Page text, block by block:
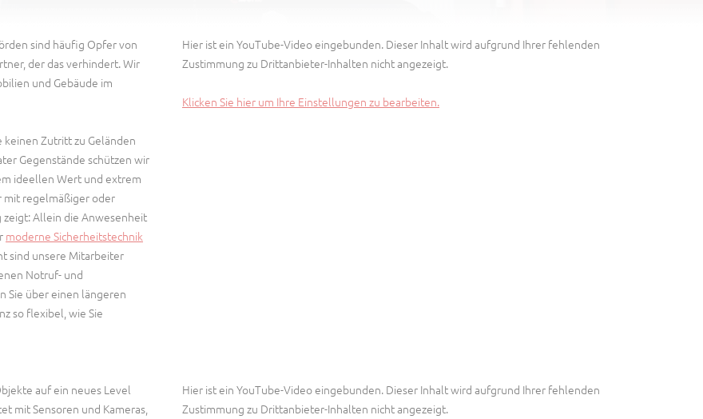
sind häufig Opfer von
der das verhindert. Wir
und Gebäude im
keinen Zutritt zu Geländen
Gegenstände schützen wir
ideellen Wert und extrem
mit regelmäßiger oder
Allein die Anwesenheit
moderne Sicherheitstechnik
sind unsere Mitarbeiter
Notruf- und
Sie über einen längeren
so flexibel, wie Sie
Hier ist ein YouTube-Video eingebunden. Dieser Inhalt wird aufgrund Ihrer fehlenden
Zustimmung zu Drittanbieter-Inhalten nicht angezeigt.
Klicken Sie hier um Ihre Einstellungen zu bearbeiten.
auf ein neues Level
mit Sensoren und Kameras,
Hier ist ein YouTube-Video eingebunden. Dieser Inhalt wird aufgrund Ihrer fehlenden
Zustimmung zu Drittanbieter-Inhalten nicht angezeigt.